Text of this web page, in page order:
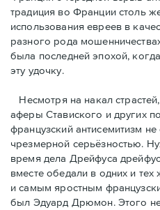
традиция во Франции столь
использования евреев в
разного рода
была последней эпохой,
эту
Несмотря на накал
аферы Ставиского и других
французский антисемитизм не
чрезмерной серьёзностью.
время дела Дрейфуса
вместе обедали в одних и
и самым яростным
был Эдуард Дрюмон. Этого